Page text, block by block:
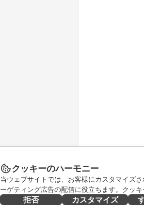
クッキーのハーモニー
当ウェブサイトでは、お客様にカスタマイズ
ーゲティング広告の配信に役立ちます。クッ
拒否 カスタマイズ